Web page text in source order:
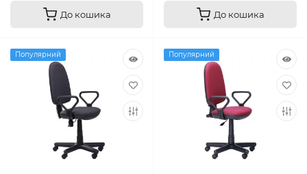
До кошика До кошика
Популярний Популярний